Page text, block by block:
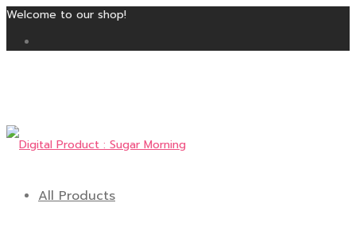
Welcome to our shop!
All Products